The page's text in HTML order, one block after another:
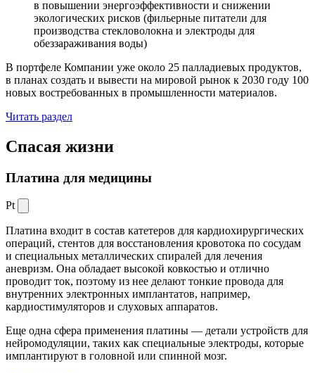
в повышении энергоэффективности и снижении
экологических рисков (фильерные питатели для
производства стекловолокна и электроды для
обеззараживания воды)
В портфеле Компании уже около 25 палладиевых продуктов,
в планах создать и вывести на мировой рынок к 2030 году 100
новых востребованных в промышленности материалов.
Читать раздел
Спасая жизни
Платина для медицины
Pt
Платина входит в состав катетеров для кардиохирургических
операций, стентов для восстановления кровотока по сосудам
и специальных металлических спиралей для лечения
аневризм. Она обладает высокой ковкостью и отлично
проводит ток, поэтому из нее делают тонкие провода для
внутренних электронных имплантатов, например,
кардиостимуляторов и слуховых аппаратов.
Еще одна сфера применения платины — детали устройств для
нейромодуляции, таких как специальные электроды, которые
имплантируют в головной или спинной мозг.